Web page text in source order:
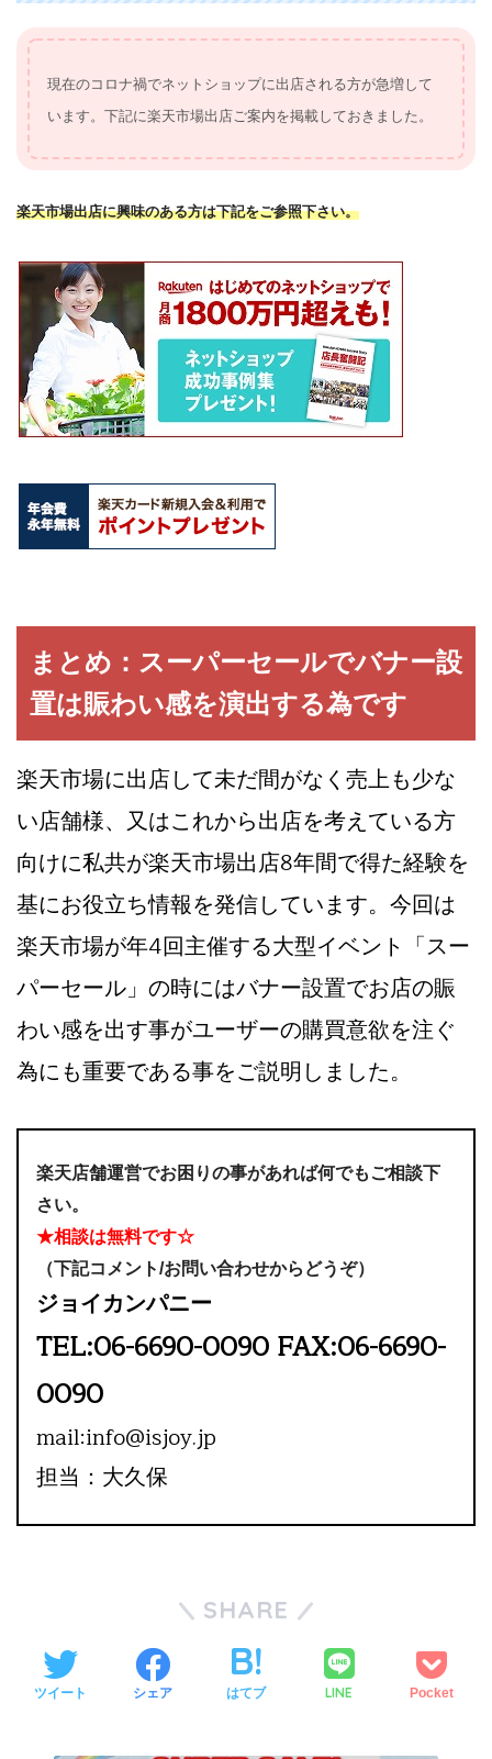
現在のコロナ禍でネットショップに出店される方が急増して
います。下記に楽天市場出店ご案内を掲載しておきました。
楽天市場出店に興味のある方は下記をご参照下さい。
まとめ：スーパーセールでバナー設
置は賑わい感を演出する為です
楽天市場に出店して未だ間がなく売上も少な
い店舗様、又はこれから出店を考えている方
向けに私共が楽天市場出店8年間で得た経験を
基にお役立ち情報を発信しています。今回は
楽天市場が年4回主催する大型イベント「スー
パーセール」の時にはバナー設置でお店の賑
わい感を出す事がユーザーの購買意欲を注ぐ
為にも重要である事をご説明しました。
楽天店舗運営でお困りの事があれば何でもご相談下
さい。
★相談は無料です☆
（下記コメント/お問い合わせからどうぞ）
ジョイカンパニー
TEL:06-6690-0090 FAX:06-6690-
0090
mail:info@isjoy.jp
担当：大久保
SHARE
ツイート シェア はてブ LINE Pocket